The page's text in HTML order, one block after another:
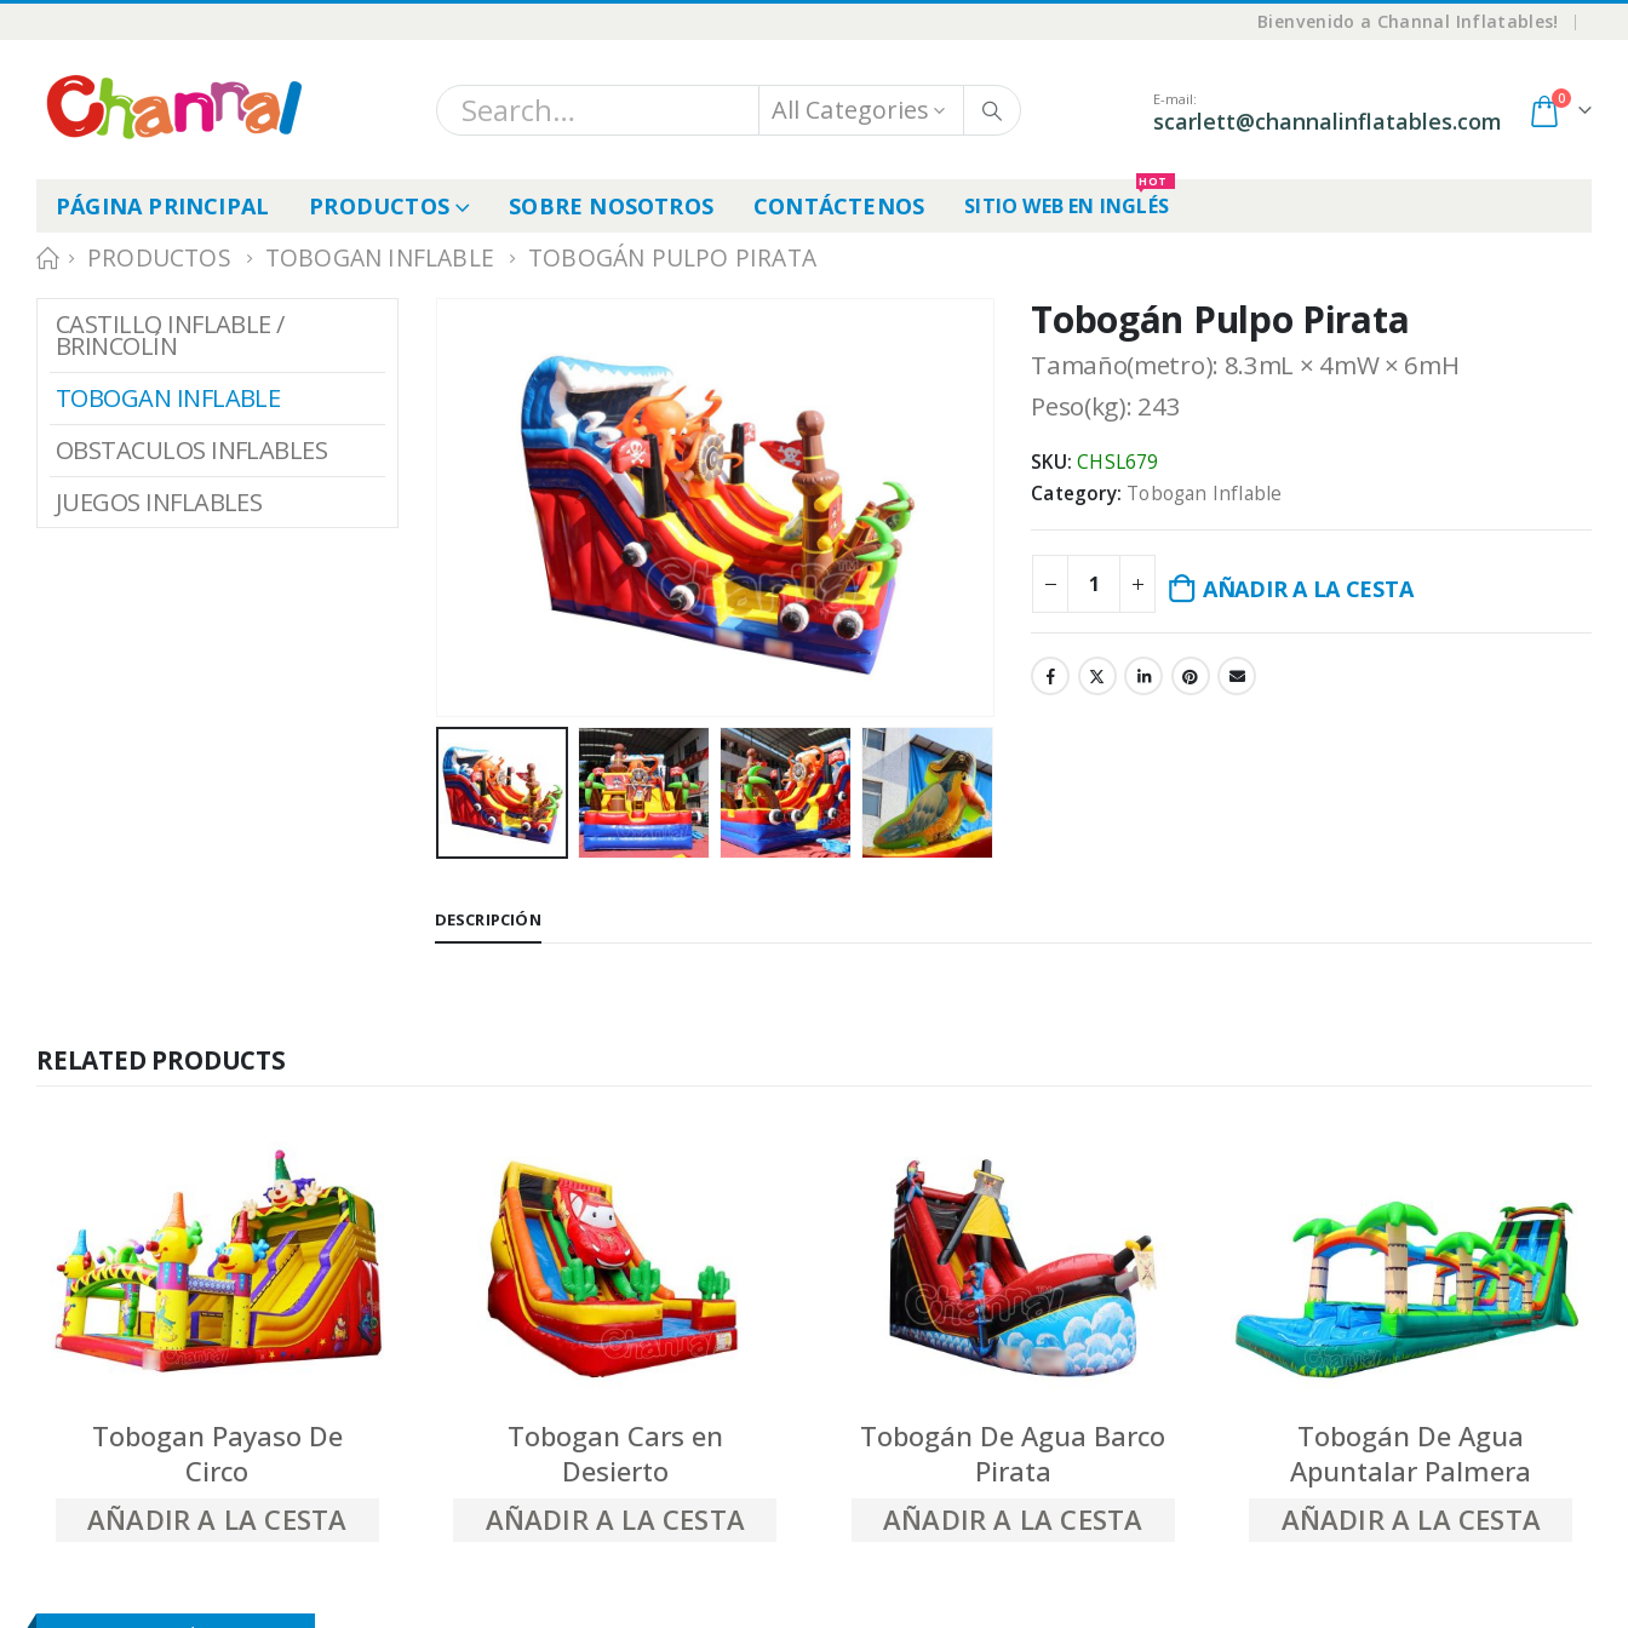
Bienvenido a Channal Inflatables! |
All Categories E-mail:
scarlett@channalinflatables.com
0
PÁGINA PRINCIPAL PRODUCTOS SOBRE NOSOTROS CONTÁCTENOS SITIO WEB EN INGLÉS
HOT
PRODUCTOS TOBOGAN INFLABLE TOBOGÁN PULPO PIRATA
Tobogán Pulpo Pirata
Tamaño(metro): 8.3mL × 4mW × 6mH
Peso(kg): 243
SKU:CHSL679
Category: Tobogan Inflable
AÑADIR A LA CESTA
DESCRIPCIÓN
CASTILLO INFLABLE /
BRINCOLÍN
TOBOGAN INFLABLE
OBSTACULOS INFLABLES
JUEGOS INFLABLES
RELATED PRODUCTS
Tobogan Payaso De
Circo
AÑADIR A LA CESTA
Tobogan Cars en
Desierto
AÑADIR A LA CESTA
Tobogán De Agua Barco
Pirata
AÑADIR A LA CESTA
Tobogán De Agua
Apuntalar Palmera
AÑADIR A LA CESTA